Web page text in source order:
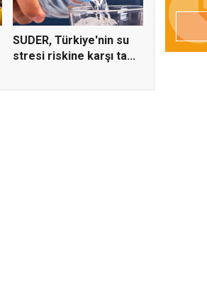
SUDER, Türkiye'nin su
stresi riskine karşı ta...